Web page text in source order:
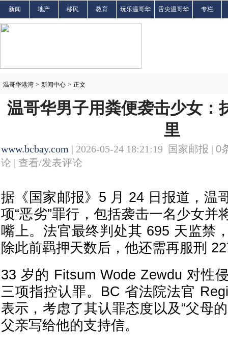
新闻 地产 移民 教育 玩乐温哥华 舌尖温哥华 专栏
温哥华港湾 > 新闻中心 > 正文
温哥华男子用粪便袭击少女：
里
www.bcbay.com | 2026-05-24 18:21:19 国家邮报 | 0
论 | 查看/发表评论
据《国家邮报》5 月 24 日报道，温
项“恶劣”罪行，包括袭击一名少女并
嘴上。法官最终判处其 695 天监禁
除此前羁押天数后，他还需再服刑
33 岁的 Fitsum Wode Zewdu 对性
三项指控认罪。BC 省法院法官
表示，考虑了其认罪态度以及“父母
父亲写给他的支持信。